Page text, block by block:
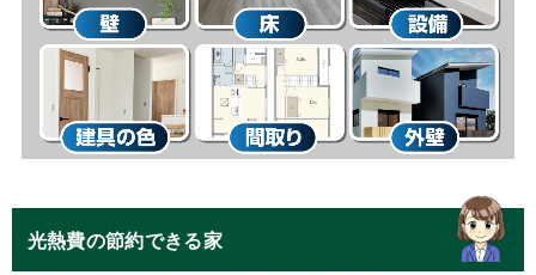
光熱費の節約できる家